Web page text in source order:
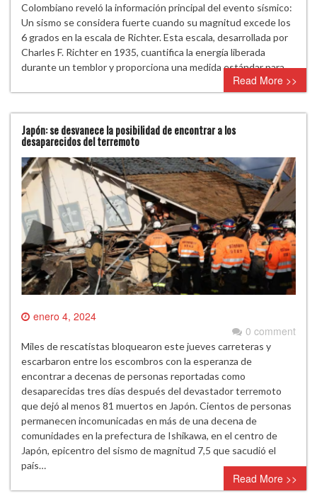
Colombiano reveló la información principal del evento sísmico:
Un sismo se considera fuerte cuando su magnitud excede los
6 grados en la escala de Richter. Esta escala, desarrollada por
Charles F. Richter en 1935, cuantifica la energía liberada
durante un temblor y proporciona una medida estándar para…
Read More >>
Japón: se desvanece la posibilidad de encontrar a los
desaparecidos del terremoto
enero 4, 2024
0 comment
Miles de rescatistas bloquearon este jueves carreteras y
escarbaron entre los escombros con la esperanza de
encontrar a decenas de personas reportadas como
desaparecidas tres días después del devastador terremoto
que dejó al menos 81 muertos en Japón. Cientos de personas
permanecen incomunicadas en más de una decena de
comunidades en la prefectura de Ishikawa, en el centro de
Japón, epicentro del sismo de magnitud 7,5 que sacudió el
país…
Read More >>